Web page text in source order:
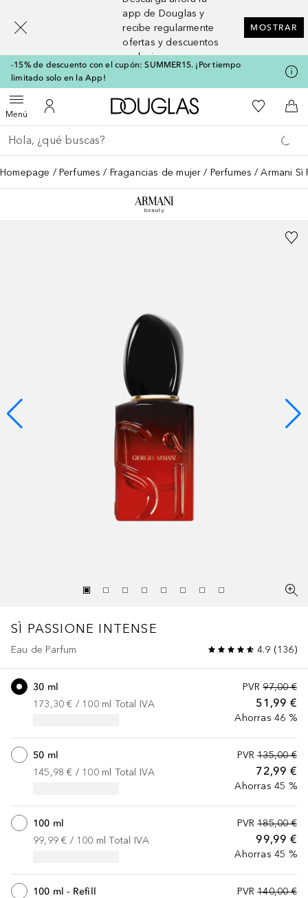
app de Douglas y
recibe regularmente
ofertas y descuentos
exclusivos
MOSTRAR
-15% de descuento con el cupón: SUMMER15. ¡Por tiempo
limitado solo en la App!
MenúAbrir menúMi cuenta
A Douglas HomeMi lista de
A
Regresar
Ejecutar búsqueda
Homepage Perfumes Fragancias de mujer Perfumes Armani Sì
SÌ PASSIONE INTENSE
Eau de Parfum 4.9 (136)
PVR 97,00 €
51,99 €
Ahorras 46 %
30 ml
173,30 € / 100 ml Total IVA
PVR 135,00 €
72,99 €
Ahorras 45 %
50 ml
145,98 € / 100 ml Total IVA
PVR 185,00 €
99,99 €
Ahorras 45 %
100 ml
99,99 € / 100 ml Total IVA
PVR 140,00 €
100 ml - Refill
[navigation.slideout.screenreader]